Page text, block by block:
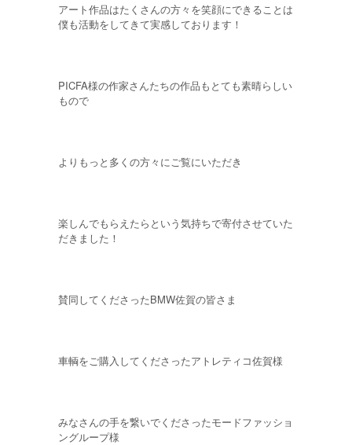
アート作品はたくさんの方々を笑顔にできることは
僕も活動をしてきて実感しております！
PICFA様の作家さんたちの作品もとても素晴らしい
もので
よりもっと多くの方々にご覧にいただき
楽しんでもらえたらという気持ちで寄付させていた
だきました！
賛同してくださったBMW佐賀の皆さま
車輌をご購入してくださったアトレティコ佐賀様
みなさんの手を繋いでくださったモードファッショ
ングループ様